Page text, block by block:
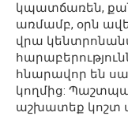
կպատճառեն,
առմամբ, օրն
վրա
հնարավոր են
կողմից:
աշխատեք կոշտ